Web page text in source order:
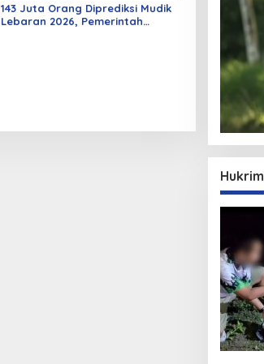
143 Juta Orang Diprediksi Mudik
Lebaran 2026, Pemerintah
Hukrim